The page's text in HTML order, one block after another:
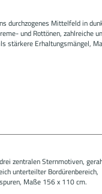
durchzogenes Mittelfeld in
und Rottönen, zahlreiche
stärkere Erhaltungsmängel,
zentralen Sternmotiven,
unterteilter Bordürenbereich,
Maße 156 x 110 cm.